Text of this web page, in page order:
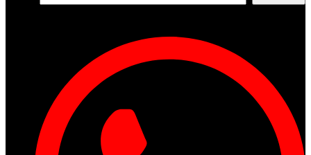
Filtros
Contacto
Acceder
Iniciar Sesion
Registro
Restablecer la contraseña